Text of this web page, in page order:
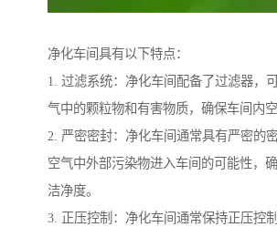
净化车间具有以下特点：
1. 过滤系统：净化车间配备了过滤器，
气中的颗粒物和有害物质，确保车间内空
2. 严密密封：净化车间通常具有严密的
空气中外部污染物进入车间的可能性，
洁净度。
3. 正压控制：净化车间通常保持正压控